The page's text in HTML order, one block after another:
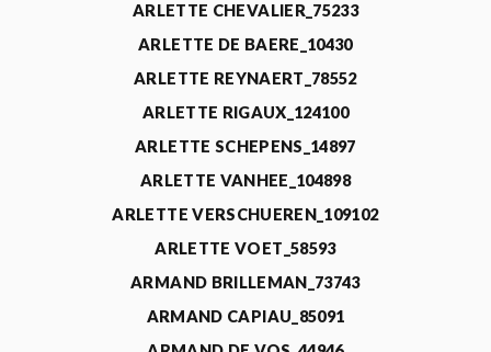
ARLETTE CHEVALIER_75233
ARLETTE DE BAERE_10430
ARLETTE REYNAERT_78552
ARLETTE RIGAUX_124100
ARLETTE SCHEPENS_14897
ARLETTE VANHEE_104898
ARLETTE VERSCHUEREN_109102
ARLETTE VOET_58593
ARMAND BRILLEMAN_73743
ARMAND CAPIAU_85091